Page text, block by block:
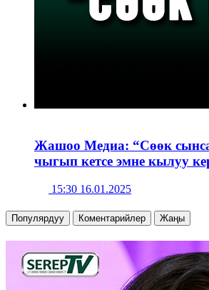
Жашоо Медиа: “Сөөк
чыгып кетсе эмне кылуу
15:30 16.01.2025
Популярдуу Коментарийлер Жаңы